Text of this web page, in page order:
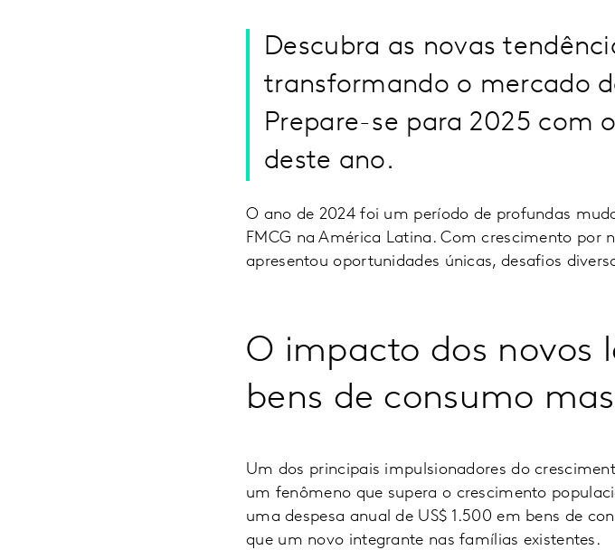
Descubra as novas
transformando o mercado
Prepare-se para 2025 com
deste ano.
O ano de 2024 foi um período de profundas
FMCG na América Latina. Com crescimento por
apresentou oportunidades únicas, desafios
O impacto dos novos
bens de consumo
Um dos principais impulsionadores do
um fenômeno que supera o crescimento
uma despesa anual de US$ 1.500 em bens de
que um novo integrante nas famílias existentes.